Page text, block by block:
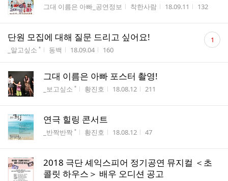
게시판명
그대 이름은 아빠_공연정보 작성자
착한사람 작성시간
18.09.11 조회수
132
단원 모집에 대해 질문 드리고 싶어요!
게시판명
_알고싶소 ˚ 작성자
동백 작성시간
18.09.04 조회수
160
댓
글 1
그대 이름은 아빠 포스터 촬영!
게시판명
_보고싶소 ˚ 작성자
황진호 작성시간
18.08.12 조회수
211
연극 힐링 콘서트
게시판명
_반짝반짝 ˚ 작성자
황진호 작성시간
18.08.12 조회수
47
2018 극단 셰익스피어 정기공연 뮤지컬 ＜초
콜릿 하우스＞ 배우 오디션 공고